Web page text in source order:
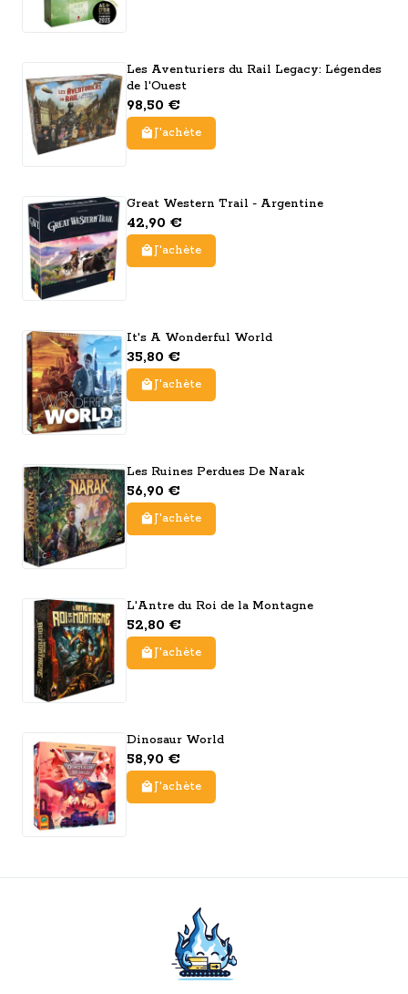
Les Aventuriers du Rail Legacy: Légendes
de l'Ouest
98,50 €
J'achète
Great Western Trail - Argentine
42,90 €
J'achète
It's A Wonderful World
35,80 €
J'achète
Les Ruines Perdues De Narak
56,90 €
J'achète
L'Antre du Roi de la Montagne
52,80 €
J'achète
Dinosaur World
58,90 €
J'achète